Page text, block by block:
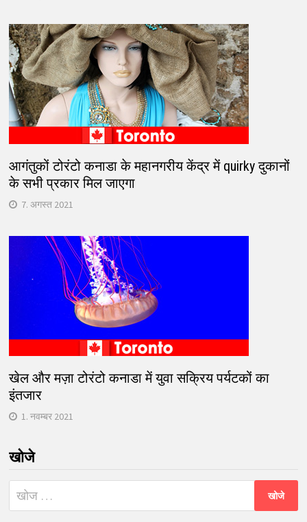
आगंतुकों टोरंटो कनाडा के महानगरीय केंद्र में quirky दुकानों
के सभी प्रकार मिल जाएगा
7. अगस्त 2021
खेल और मज़ा टोरंटो कनाडा में युवा सक्रिय पर्यटकों का
इंतजार
1. नवम्बर 2021
खोजे
निम्न
को